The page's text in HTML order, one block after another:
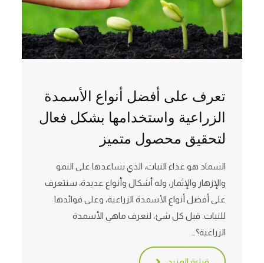
تعرف على أفضل أنواع الأسمدة
الزراعية واستخدامها بشكل فعال
لتحقيق محصول متميز
السماد هو غذاء النبات، الذي يساعدها على النمو
والإزهار والإثمار، وله أشكال وأنواع عديدة، سنتعرف
على أفضل أنواع الأسمدة الزراعية، وعلى فوائدها
للنبات. قبل كل شئ، لنعرف ماهي الأسمدة
الزراعية؟…